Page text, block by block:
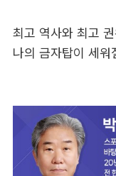
최고 역사와 최고
나의 금자탑이 세워